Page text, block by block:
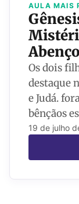
AULA MAIS
Os dois
destaque
e Judá.
bênçãos
19 de julho